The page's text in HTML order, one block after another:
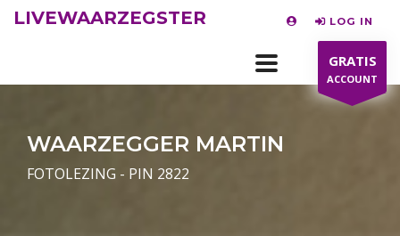
LIVEWAARZEGSTER LOG IN
GRATIS
ACCOUNT
WAARZEGGER MARTIN
FOTOLEZING - PIN 2822